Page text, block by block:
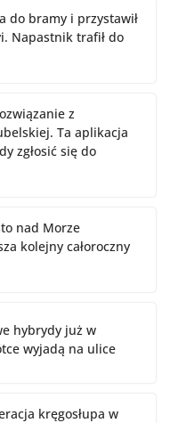
do bramy i przystawił
Napastnik trafił do
z
Ta aplikacja
zgłosić się do
nad Morze
kolejny całoroczny
hybrydy już w
wyjadą na ulice
kręgosłupa w